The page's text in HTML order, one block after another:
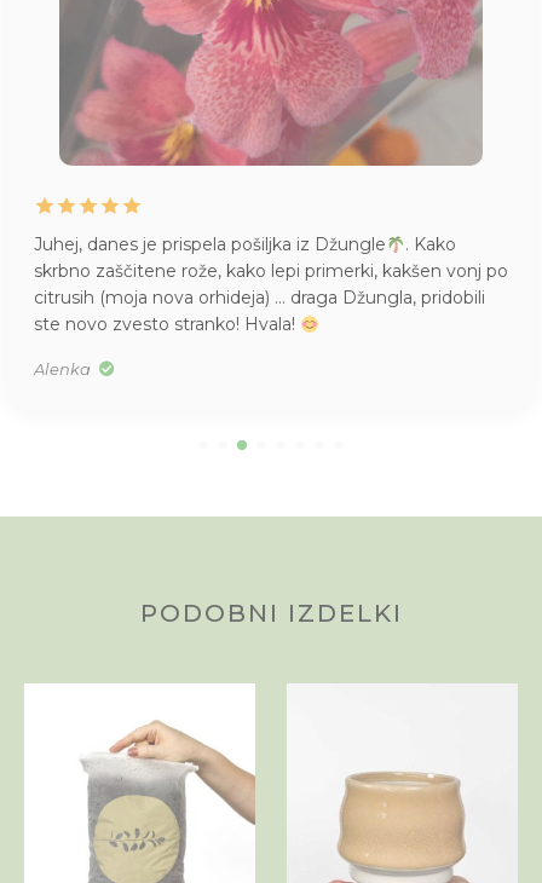
Juhej, danes je prispela pošiljka iz Džungle
. Kako
skrbno zaščitene rože, kako lepi primerki, kakšen vonj po
citrusih (moja nova orhideja) … draga Džungla, pridobili
ste novo zvesto stranko! Hvala!
Alenka
PODOBNI IZDELKI